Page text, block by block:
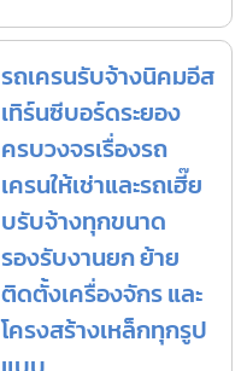
รถเครนรับจ้างนิคมอีส
เทิร์นซีบอร์ดระยอง
ครบวงจรเรื่องรถ
เครนให้เช่าและรถเฮี๊ย
บรับจ้างทุกขนาด
รองรับงานยก ย้าย
ติดตั้งเครื่องจักร และ
โครงสร้างเหล็กทุกรูป